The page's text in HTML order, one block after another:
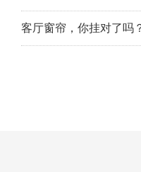
客厅窗帘，你挂对了吗